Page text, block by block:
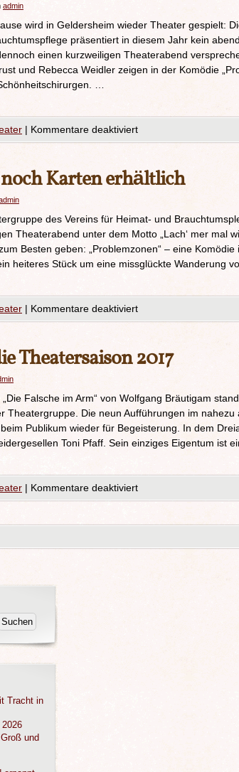
admin
wird in Geldersheim wieder Theater gespielt:
präsentiert in diesem Jahr kein
einen kurzweiligen Theaterabend
und Rebecca Weidler zeigen in der Komödie
…
| Kommentare deaktiviert
Karten erhältlich
des Vereins für Heimat- und
Theaterabend unter dem Motto „Lach‘ mer mal
Besten geben: „Problemzonen“ – eine Komödie
heiteres Stück um eine missglückte Wanderung
| Kommentare deaktiviert
Theatersaison 2017
Falsche im Arm“ von Wolfgang Bräutigam
Theatergruppe. Die neun Aufführungen im nahezu
Publikum wieder für Begeisterung. In dem
Toni Pfaff. Sein einziges Eigentum ist
| Kommentare deaktiviert
Tracht in
und